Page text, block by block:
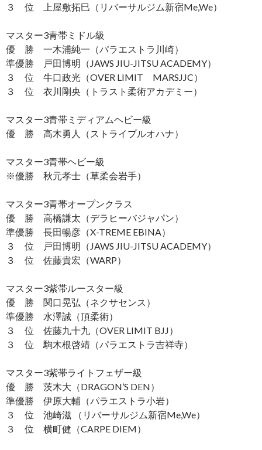
３ 位 上屋敷拓巳（リバーサルジム新宿Me,We）
マスター3青帯ミドル級
優 勝 一木浦純一（パラエストラ川崎）
準優勝 戸田博明（JAWS JIU-JITSU ACADEMY）
３ 位 牛口政光（OVER LIMIT MARSJJC）
３ 位 衣川剛央（トラスト柔術アカデミー）
マスター3青帯ミディアムヘビー級
優 勝 高木勇人（ストライプルオハナ）
マスター3青帯ヘビー級
※優勝 秋元孝士（草柔会岩手）
マスター3青帯オープンクラス
優 勝 高橋謙太（デラヒーバジャパン）
準優勝 長田暢彦（X-TREME EBINA）
３ 位 戸田博明（JAWS JIU-JITSU ACADEMY）
３ 位 佐藤貴宏（WARP）
マスター3紫帯ルースター級
優 勝 関口晃弘（ネクサセンス）
準優勝 水澤誠（頂柔術）
３ 位 佐藤九十九（OVER LIMIT BJJ）
３ 位 駒木根啓靖（パラエストラ吉祥寺）
マスター3紫帯ライトフェザー級
優 勝 茨木大（DRAGON’S DEN）
準優勝 伊原大輔（パラエストラ小岩）
３ 位 池崎滋 （リバーサルジム新宿Me,We）
３ 位 横町健（CARPE DIEM）